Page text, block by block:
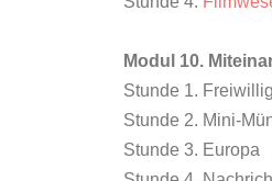
Modul 10.
Stunde 1. Freiwillig
Stunde 2. Mini-
Stunde 3. Europa